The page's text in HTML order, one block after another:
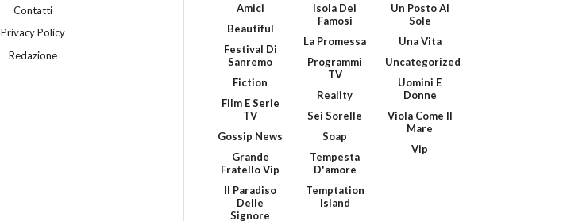
Contatti
Privacy Policy
Redazione
Amici
Beautiful
Festival Di
Sanremo
Fiction
Film E Serie
TV
Gossip News
Grande
Fratello Vip
Il Paradiso
Delle
Signore
Isola Dei
Famosi
La Promessa
Programmi
TV
Reality
Sei Sorelle
Soap
Tempesta
D'amore
Temptation
Island
Un Posto Al
Sole
Una Vita
Uncategorized
Uomini E
Donne
Viola Come Il
Mare
Vip